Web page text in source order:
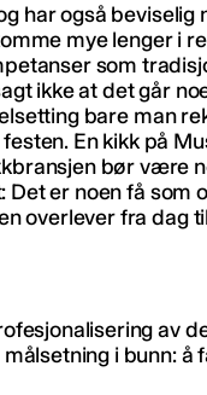
har også beviselig
mye lenger i
som
ikke at det går
bare man
En kikk på
bør være
Det er noen få som
overlever fra dag
av
i bunn: å